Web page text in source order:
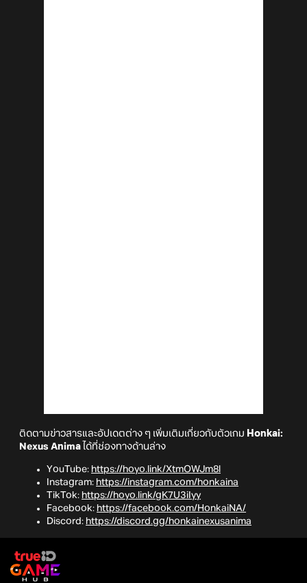
ติดตามข่าวสารและอัปเดตต่าง ๆ เพิ่มเติมเกี่ยวกับตัวเกม Honkai:
Nexus Anima ได้ที่ช่องทางด้านล่าง
YouTube: https://hoyo.link/XtmOWJm8l
Instagram: https://instagram.com/honkaina
TikTok: https://hoyo.link/gK7U3iIyy
Facebook: https://facebook.com/HonkaiNA/
Discord: https://discord.gg/honkainexusanima